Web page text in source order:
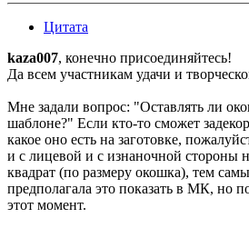
Цитата
kaza007, конечно присоединяйтесь!
Да всем участникам удачи и
Мне задали вопрос: "Оставлять ли
шаблоне?" Если кто-то сможет
какое оно есть на заготовке,
и с лицевой и с изнаночной стороны
квадрат (по размеру окошка), тем
предполагала это показать в МК, но
этот момент.